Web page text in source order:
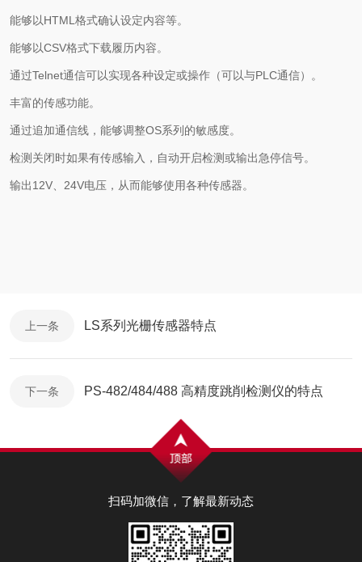
能够以HTML格式确认设定内容等。
能够以CSV格式下载履历内容。
通过Telnet通信可以实现各种设定或操作（可以与PLC通信）。
丰富的传感功能。
通过追加通信线，能够调整OS系列的敏感度。
检测关闭时如果有传感输入，自动开启检测或输出急停信号。
输出12V、24V电压，从而能够使用各种传感器。
上一条 LS系列光栅传感器特点
下一条 PS-482/484/488 高精度跳削检测仪的特点
扫码加微信，了解最新动态